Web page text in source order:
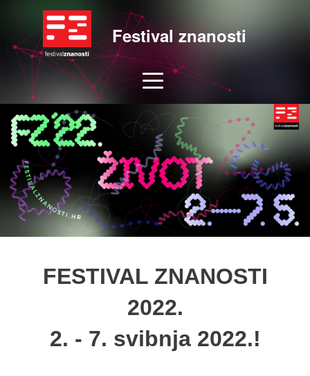
Festival znanosti
FESTIVAL ZNANOSTI
2022.
2. - 7. svibnja 2022.!